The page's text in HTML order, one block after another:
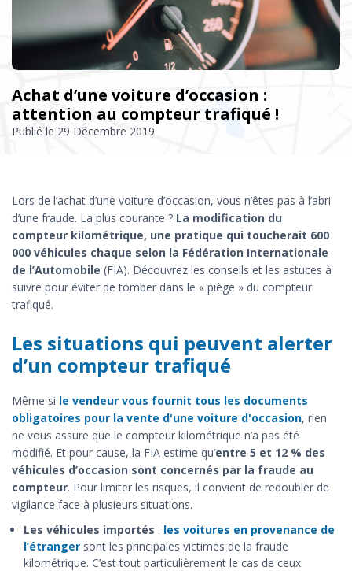
Achat d’une voiture d’occasion :
attention au compteur trafiqué !
Publié le 29 Décembre 2019
Lors de l’achat d’une voiture d’occasion, vous n’êtes pas à l’abri
d’une fraude. La plus courante ? La modification du
compteur kilométrique, une pratique qui toucherait 600
000 véhicules chaque selon la Fédération Internationale
de l’Automobile (FIA). Découvrez les conseils et les astuces à
suivre pour éviter de tomber dans le « piège » du compteur
trafiqué.
Les situations qui peuvent alerter
d’un compteur trafiqué
Même si le vendeur vous fournit tous les documents
obligatoires pour la vente d'une voiture d'occasion, rien
ne vous assure que le compteur kilométrique n’a pas été
modifié. Et pour cause, la FIA estime qu’entre 5 et 12 % des
véhicules d’occasion sont concernés par la fraude au
compteur. Pour limiter les risques, il convient de redoubler de
vigilance face à plusieurs situations.
Les véhicules importés : les voitures en provenance de
l’étranger sont les principales victimes de la fraude
kilométrique. C’est tout particulièrement le cas de ceux